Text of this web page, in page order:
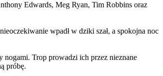
Edwards, Meg Ryan, Tim Robbins oraz
wpadł w dziki szał, a spokojna noc
Trop prowadzi ich przez nieznane
próbę.